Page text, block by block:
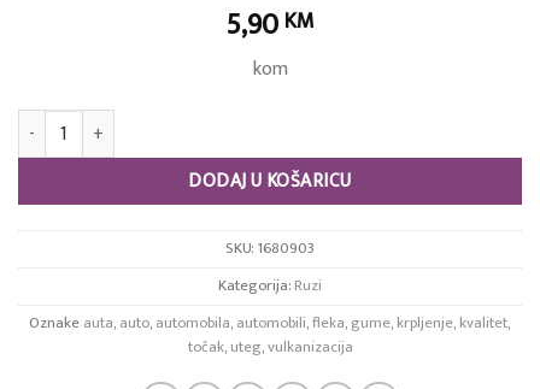
5,90 KM
kom
Dijagonalna fleka - Ruzi MDR 03 količina
DODAJ U KOŠARICU
SKU:1680903
Kategorija:Ruzi
Oznakeauta,auto,automobila,automobili,fleka,gume,krpljenje,kvalitet,
točak,uteg,vulkanizacija